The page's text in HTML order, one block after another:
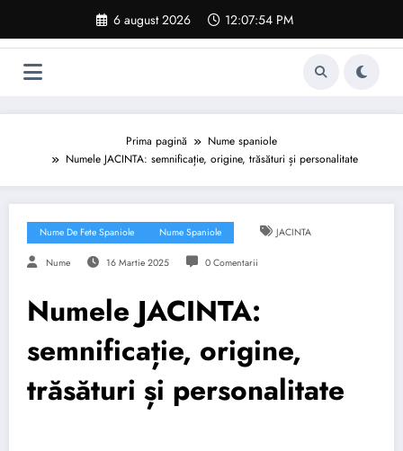
conținut
6 august 2026 12:07:55 PM
Prima pagină
Nume spaniole
Numele JACINTA: semnificație, origine, trăsături și personalitate
Nume De Fete Spaniole Nume Spaniole JACINTA
Nume 16 Martie 2025 0 Comentarii
Numele JACINTA:
semnificație, origine,
trăsături și personalitate